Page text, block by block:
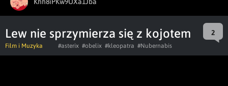
Lew nie sprzymierza się z kojotem 2
Film i Muzyka #asterix #obelix #kleopatra #Nubernabis